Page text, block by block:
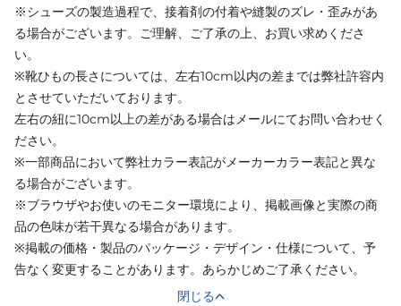
※シューズの製造過程で、接着剤の付着や縫製のズレ・歪みがあ
る場合がございます。ご理解、ご了承の上、お買い求めくださ
い。
※靴ひもの長さについては、左右10cm以内の差までは弊社許容内
とさせていただいております。
左右の紐に10cm以上の差がある場合はメールにてお問い合わせく
ださい。
※一部商品において弊社カラー表記がメーカーカラー表記と異な
る場合がございます。
※ブラウザやお使いのモニター環境により、掲載画像と実際の商
品の色味が若干異なる場合があります。
※掲載の価格・製品のパッケージ・デザイン・仕様について、予
告なく変更することがあります。あらかじめご了承ください。
閉じる